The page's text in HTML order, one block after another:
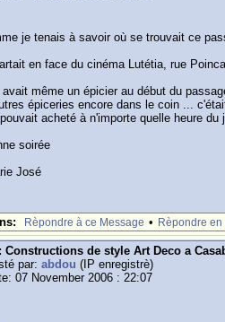
je tenais à savoir où se trouvait ce
en face du cinéma Lutétia, rue
même un épicier au début du
épiceries encore dans le coin ...
acheté à n'importe quelle heure du
soirée
José
Rèpondre à ce Message • Rèpondre
Constructions de style Art Deco a
par:abdou (IP enregistrè)
07 November 2006 : 22:07